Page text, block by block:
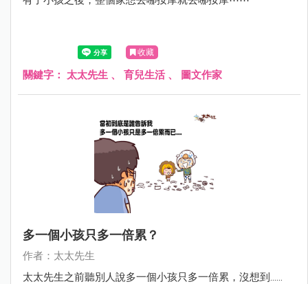
收藏
關鍵字： 太太先生 、 育兒生活、 圖文作家
多一個小孩只多一倍累？
作者：太太先生
太太先生之前聽別人說多一個小孩只多一倍累，沒想到……